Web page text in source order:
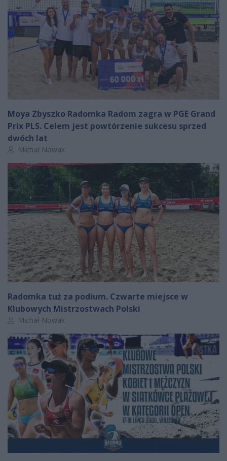
Moya Zbyszko Radomka Radom zagra w PGE Grand
Prix PLS. Celem jest powtórzenie sukcesu sprzed
dwóch lat
Autor artykułu:
Michał Nowak
Radomka tuż za podium. Czwarte miejsce w
Klubowych Mistrzostwach Polski
Autor artykułu:
Michał Nowak